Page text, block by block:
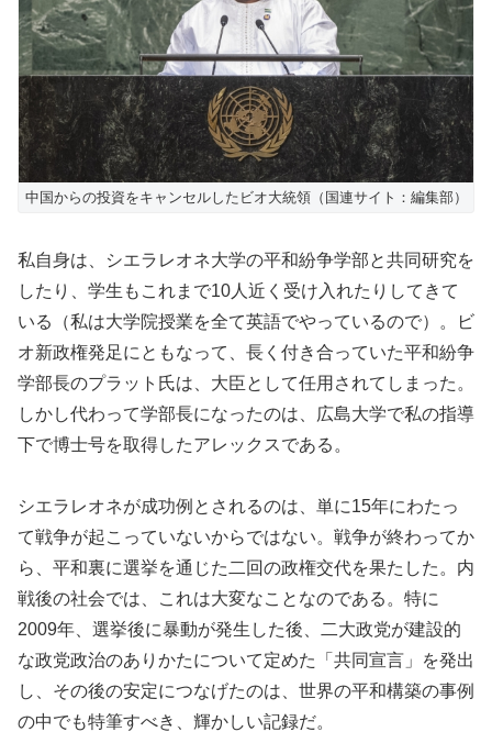
中国からの投資をキャンセルしたビオ大統領（国連サイト：編集部）
私自身は、シエラレオネ大学の平和紛争学部と共同研究を
したり、学生もこれまで10人近く受け入れたりしてきて
いる（私は大学院授業を全て英語でやっているので）。ビ
オ新政権発足にともなって、長く付き合っていた平和紛争
学部長のプラット氏は、大臣として任用されてしまった。
しかし代わって学部長になったのは、広島大学で私の指導
下で博士号を取得したアレックスである。
シエラレオネが成功例とされるのは、単に15年にわたっ
て戦争が起こっていないからではない。戦争が終わってか
ら、平和裏に選挙を通じた二回の政権交代を果たした。内
戦後の社会では、これは大変なことなのである。特に
2009年、選挙後に暴動が発生した後、二大政党が建設的
な政党政治のありかたについて定めた「共同宣言」を発出
し、その後の安定につなげたのは、世界の平和構築の事例
の中でも特筆すべき、輝かしい記録だ。